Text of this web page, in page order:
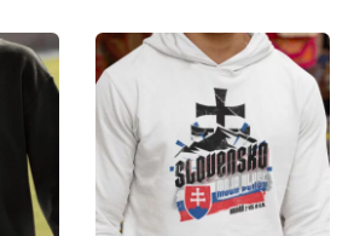
product
page
has
multiple
variants.
options
may